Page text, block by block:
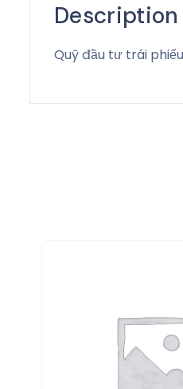
Description
Quỹ đầu tư trái